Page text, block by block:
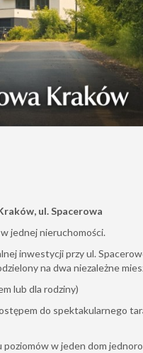
ul. Spacerowa
jednej nieruchomości.
inwestycji przy ul.
na dwa niezależne
lub dla rodziny)
do spektakularnego
poziomów w jeden dom